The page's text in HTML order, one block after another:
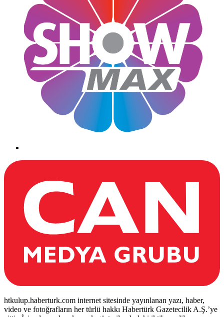
htkulup.haberturk.com internet sitesinde yayınlanan yazı, haber,
video ve fotoğrafların her türlü hakkı Habertürk Gazetecilik A.Ş.’ye